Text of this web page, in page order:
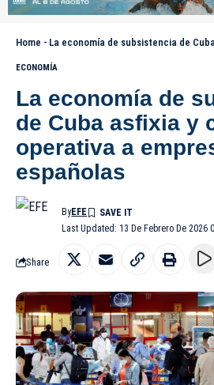
Home - La economía de subsistencia de Cuba asfixia y
ECONOMÍA
La economía de
de Cuba asfixia y
operativa a
españolas
Last Updated: 13 De Febrero De 2026
ByEFE
Share